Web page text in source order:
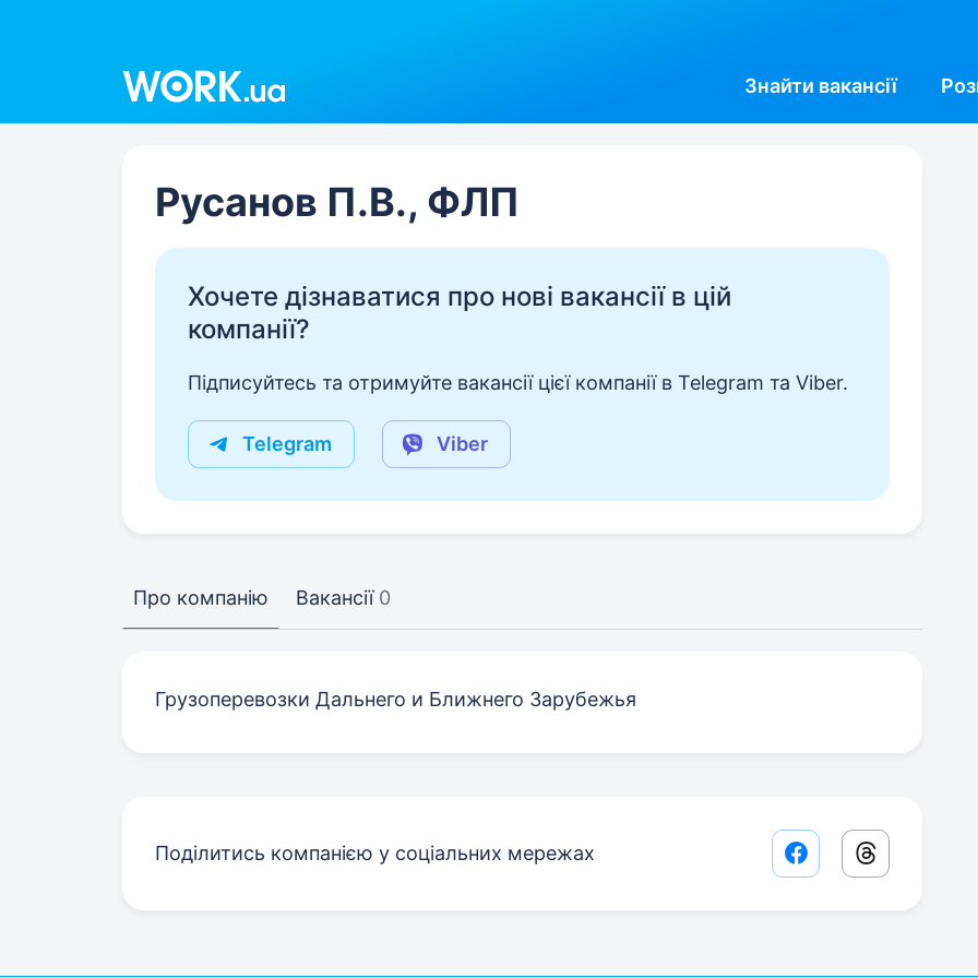
Знайти вакансії
Русанов П.В., ФЛП
Хочете дізнаватися про нові вакансії в цій
компанії?
Підписуйтесь та отримуйте вакансії цієї компанії в Telegram та Viber.
Telegram Viber
Про компанію Вакансії 0
Грузоперевозки Дальнего и Ближнего Зарубежья
Поділитись компанією у соціальних мережах Facebook share link
Threads